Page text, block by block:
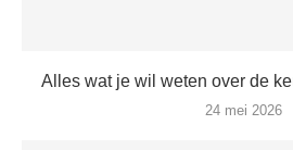
Alles wat je wil weten over de
24 mei 2026